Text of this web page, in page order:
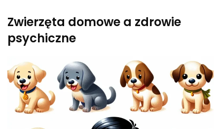
Zwierzęta domowe a zdrowie
psychiczne